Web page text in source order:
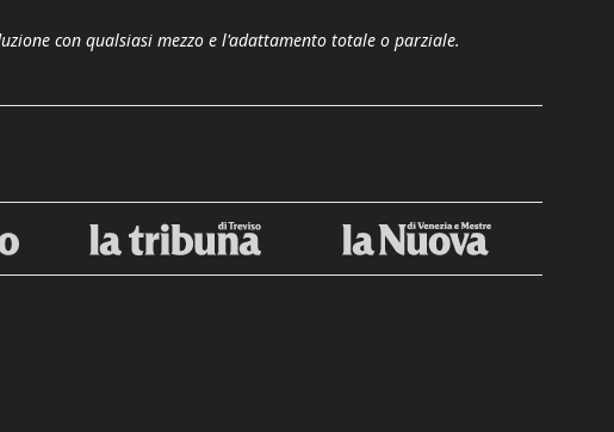
con qualsiasi mezzo e l'adattamento totale o parziale.